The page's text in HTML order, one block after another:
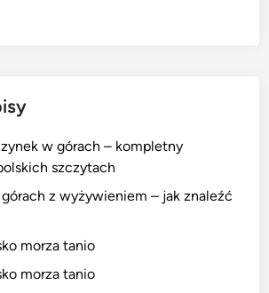
w górach – kompletny
szczytach
z wyżywieniem – jak znaleźć
morza tanio
morza tanio